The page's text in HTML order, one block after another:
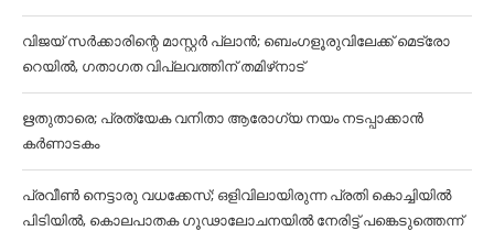
വിജയ് സര്‍ക്കാരിന്റെ മാസ്റ്റര്‍ പ്ലാന്‍; ബെംഗളൂരുവിലേക്ക് മെട്രോ
റെയില്‍, ഗതാഗത വിപ്ലവത്തിന് തമിഴ്‌നാട്
ഋതുതാരെ; പ്രത്യേക വനിതാ ആരോഗ്യ നയം നടപ്പാക്കാൻ
കര്‍ണാടകം
പ്രവീൺ നെട്ടാരു വധക്കേസ്; ഒളിവിലായിരുന്ന പ്രതി കൊച്ചിയിൽ
പിടിയിൽ, കൊലപാതക ഗൂഢാലോചനയിൽ നേരിട്ട് പങ്കെടുത്തെന്ന്